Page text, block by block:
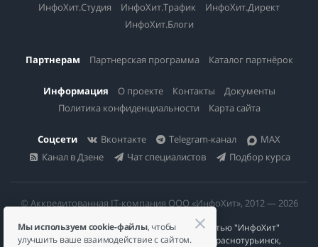
ИнфоХит.Студия
ИнфоХит.Трафик
ИнфоХит.Директ
ИнфоХит.Блоги
Партнерам Партнерская программа Каталог партнёрок
Информация О проекте Контакты
Документы
Политика конфиденциальности
Карта сайта
Соцсети Вконтакте Telegram-канал
MAX
Канал в Дзене
Чат специалистов Подбор курса
© Аккредитованная IT-компания ООО «ИнфоХит», 2012 — 2026
Общество с ограниченной ответственностью "ИнфоХит"
624446, Россия, Свердловская область, г. Краснотурьинск,
Мы используем cookie-файлы, чтобы
улучшить ваше взаимодействие с сайтом.